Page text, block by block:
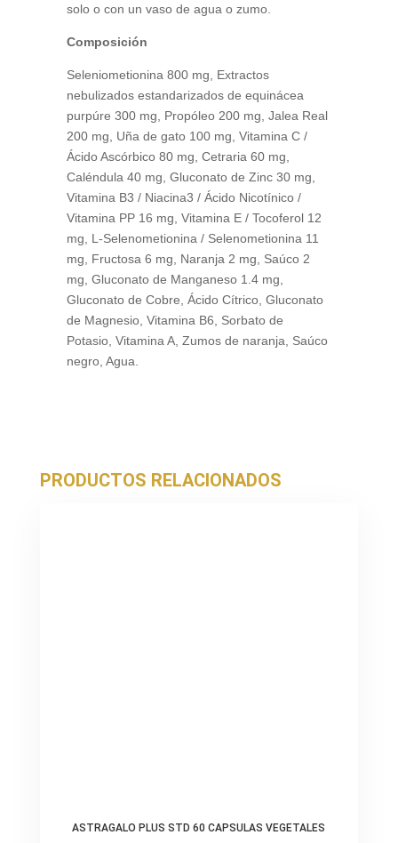
solo o con un vaso de agua o zumo.
Composición
Seleniometionina 800 mg, Extractos
nebulizados estandarizados de equinácea
purpúre 300 mg, Propóleo 200 mg, Jalea Real
200 mg, Uña de gato 100 mg, Vitamina C /
Ácido Ascórbico 80 mg, Cetraria 60 mg,
Caléndula 40 mg, Gluconato de Zinc 30 mg,
Vitamina B3 / Niacina3 / Ácido Nicotínico /
Vitamina PP 16 mg, Vitamina E / Tocoferol 12
mg, L-Selenometionina / Selenometionina 11
mg, Fructosa 6 mg, Naranja 2 mg, Saúco 2
mg, Gluconato de Manganeso 1.4 mg,
Gluconato de Cobre, Ácido Cítrico, Gluconato
de Magnesio, Vitamina B6, Sorbato de
Potasio, Vitamina A, Zumos de naranja, Saúco
negro, Agua.
PRODUCTOS RELACIONADOS
ASTRAGALO PLUS STD 60 CAPSULAS VEGETALES